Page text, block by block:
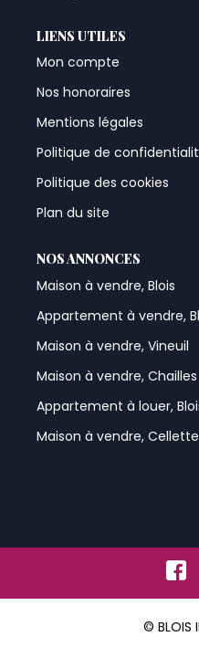
LIENS UTILES
Mon compte
Nos honoraires
Mentions légales
Politique de
Politique des cookies
Plan du site
NOS ANNONCES
Maison à vendre, Blois
Appartement à vendre,
Maison à vendre, Vineuil
Maison à vendre, Chailles
Appartement à louer,
Maison à vendre,
© BLOIS